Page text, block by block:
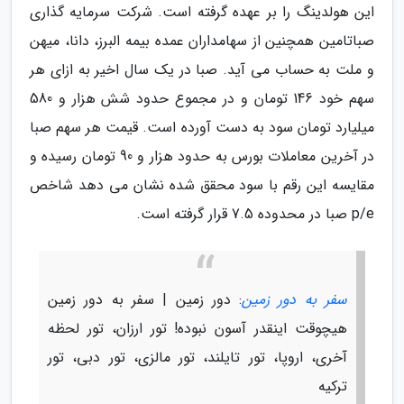
این هولدینگ را بر عهده گرفته است. شرکت سرمایه گذاری
صباتامین همچنین از سهامداران عمده بیمه البرز، دانا، میهن
و ملت به حساب می آید. صبا در یک سال اخیر به ازای هر
سهم خود 146 تومان و در مجموع حدود شش هزار و 580
میلیارد تومان سود به دست آورده است. قیمت هر سهم صبا
در آخرین معاملات بورس به حدود هزار و 90 تومان رسیده و
مقایسه این رقم با سود محقق شده نشان می دهد شاخص
p/e صبا در محدوده 7.5 قرار گرفته است.
سفر به دور زمین: دور زمین | سفر به دور زمین
هیچوقت اینقدر آسون نبوده! تور ارزان، تور لحظه
آخری، اروپا، تور تایلند، تور مالزی، تور دبی، تور
ترکیه